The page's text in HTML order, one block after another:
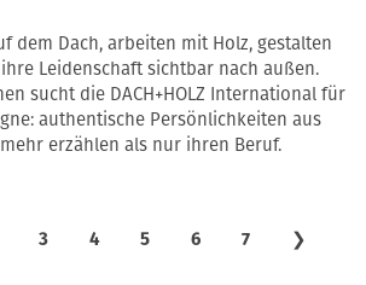
dem Dach, arbeiten mit Holz, gestalten
Leidenschaft sichtbar nach außen.
sucht die DACH+HOLZ International für
authentische Persönlichkeiten aus
erzählen als nur ihren Beruf.
3 4 5 6 7 ❯